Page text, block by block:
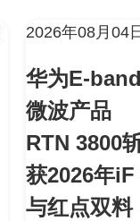
2026年08月04
华为E-
微波产品
RTN 3800
获2026年iF
与红点双料